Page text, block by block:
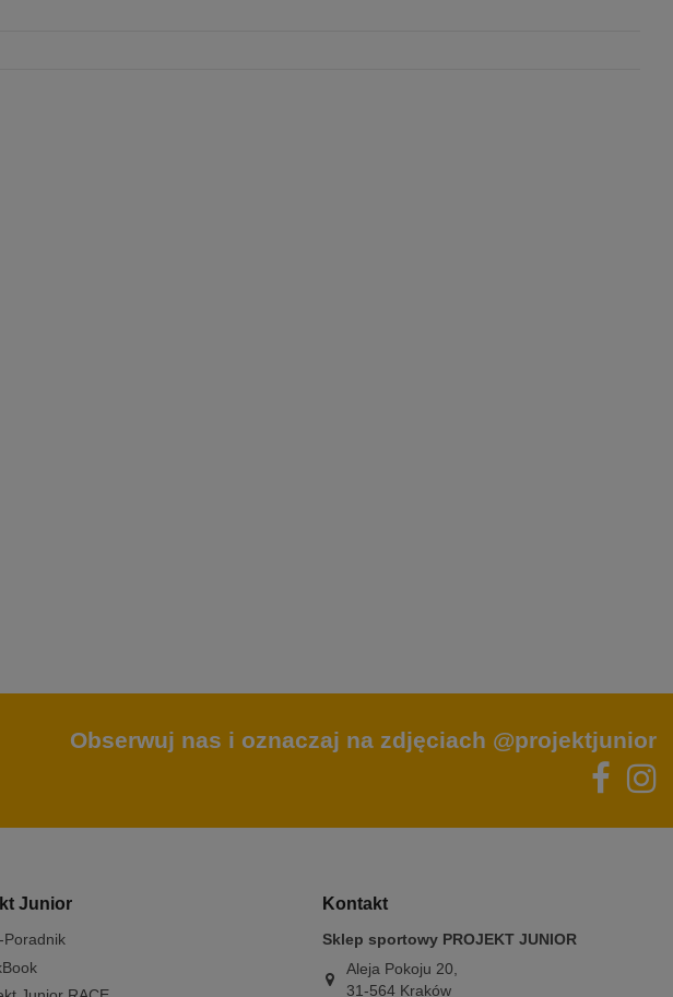
Obserwuj nas i oznaczaj na zdjęciach @projektjunior
Junior
Poradnik
Kontakt
Sklep sportowy PROJEKT JUNIOR
Aleja Pokoju 20,
31-564 Kraków